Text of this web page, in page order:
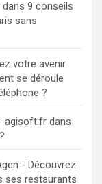
dans 9 conseils
sans
votre avenir
se déroule
?
agisoft.fr dans
- Découvrez
ses restaurants